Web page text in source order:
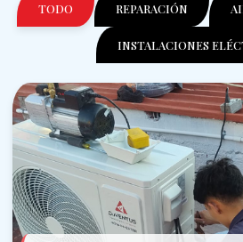
TODO REPARACIÓN
INSTALACIONES